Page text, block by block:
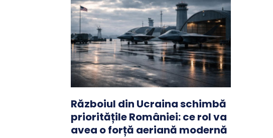
Războiul din Ucraina schimbă
prioritățile României: ce rol va
avea o forță aeriană modernă